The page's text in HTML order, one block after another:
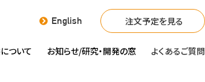
English 注文予定を見る
ついて お知らせ/研究・開発の窓 よくあるご質問